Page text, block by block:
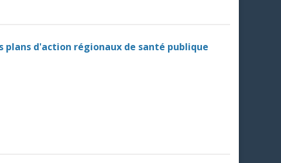
d'action régionaux de santé publique